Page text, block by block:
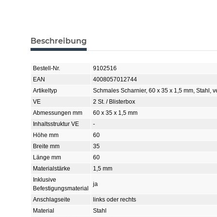
Beschreibung
Bestell-Nr.
9102516
EAN
4008057012744
Artikeltyp
Schmales Scharnier, 60 x 35 x 1,5 mm, Stahl,
VE
2 St. / Blisterbox
Abmessungen mm
60 x 35 x 1,5 mm
Inhaltsstruktur VE
-
Höhe mm
60
Breite mm
35
Länge mm
60
Materialstärke
1,5 mm
Inklusive
Befestigungsmaterial
ja
Anschlagseite
links oder rechts
Material
Stahl